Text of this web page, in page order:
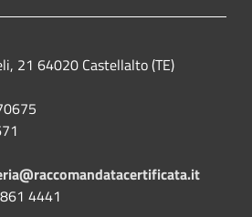
21 64020 Castellalto (TE)
4441